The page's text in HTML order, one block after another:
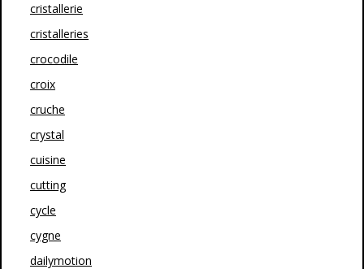
cristallerie
cristalleries
crocodile
croix
cruche
crystal
cuisine
cutting
cycle
cygne
dailymotion